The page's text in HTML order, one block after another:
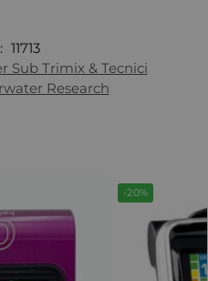
11713
Sub Trimix & Tecnici
Research
-20%